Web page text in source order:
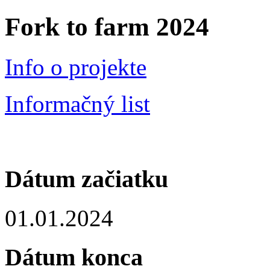
Fork to farm 2024
Info o projekte
Informačný list
Dátum začiatku
01.01.2024
Dátum konca